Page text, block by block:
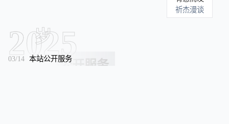
祈杰漫谈
2025
2 岁
03/14 本站公开服务